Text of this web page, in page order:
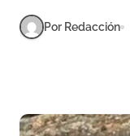
Por Redacción